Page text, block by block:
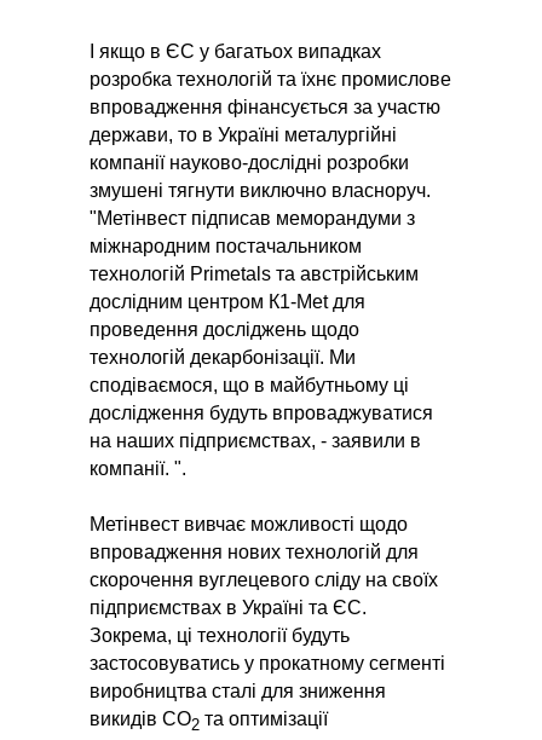
І якщо в ЄС у багатьох випадках
розробка технологій та їхнє промислове
впровадження фінансується за участю
держави, то в Україні металургійні
компанії науково-дослідні розробки
змушені тягнути виключно власноруч.
"Метінвест підписав меморандуми з
міжнародним постачальником
технологій Primetals та австрійським
дослідним центром К1-Met для
проведення досліджень щодо
технологій декарбонізації. Ми
сподіваємося, що в майбутньому ці
дослідження будуть впроваджуватися
на наших підприємствах, - заявили в
компанії. ".
Метінвест вивчає можливості щодо
впровадження нових технологій для
скорочення вуглецевого сліду на своїх
підприємствах в Україні та ЄС.
Зокрема, ці технології будуть
застосовуватись у прокатному сегменті
виробництва сталі для зниження
викидів CO2 та оптимізації